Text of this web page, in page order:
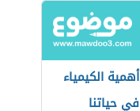
أهمية الكيمياء
في حياتنا